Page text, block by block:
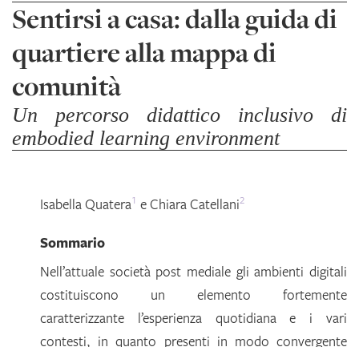
Sentirsi a casa: dalla guida di
quartiere alla mappa di
comunità
Un percorso didattico inclusivo di
embodied learning environment
IsabellaQuatera1 eChiaraCatellani2
Sommario
Nell’attuale società post mediale gli ambienti digitali
costituiscono un elemento fortemente
caratterizzante l’esperienza quotidiana e i vari
contesti, in quanto presenti in modo convergente